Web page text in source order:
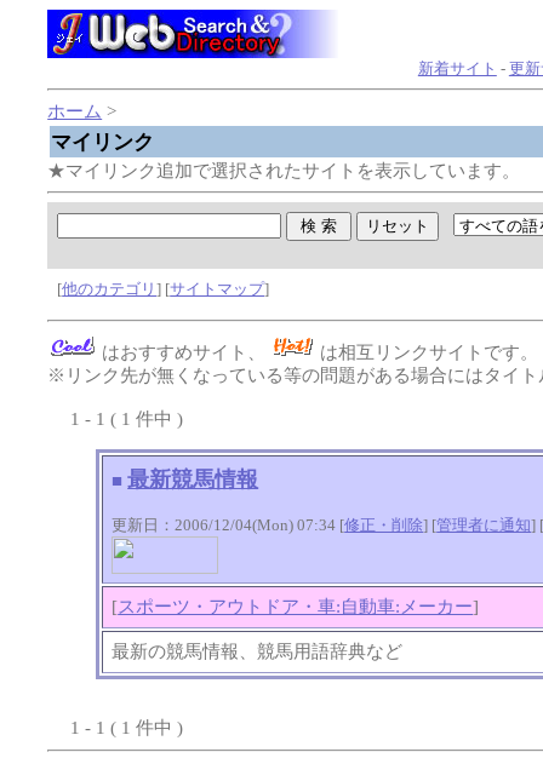
新着サイト - 更
ホーム >
マイリンク
★マイリンク追加で選択されたサイトを表示しています。
[他のカテゴリ] [サイトマップ]
はおすすめサイト、
は相互リンクサイトです。
※リンク先が無くなっている等の問題がある場合にはタイト
1 - 1 ( 1 件中 )
■ 最新競馬情報
更新日：2006/12/04(Mon) 07:34 [修正・削除] [管理者に通知]
[スポーツ・アウトドア・車:自動車:メーカー]
最新の競馬情報、競馬用語辞典など
1 - 1 ( 1 件中 )